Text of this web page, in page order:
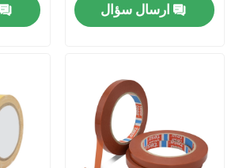
صفحه اصلی
ارسال سؤال